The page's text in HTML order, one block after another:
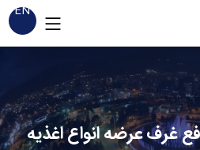
EN
غرف عرضه انواع اغذیه